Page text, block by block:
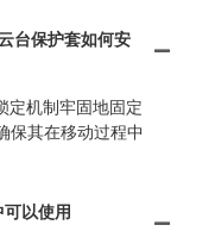
台保护套如何安
定机制牢固地固定
保其在移动过程中
可以使用